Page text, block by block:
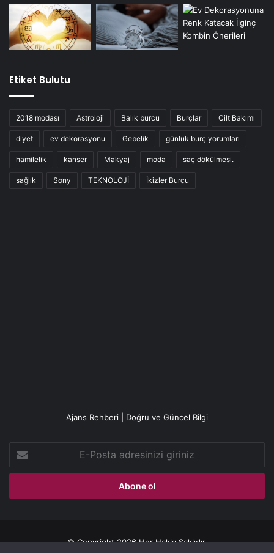
Etiket Bulutu
2018 modası Astroloji Balık burcu Burçlar Cilt Bakımı
diyet ev dekorasyonu Gebelik günlük burç yorumları
hamilelik kanser Makyaj moda saç dökülmesi.
sağlık Sony TEKNOLOJİ İkizler Burcu
Ajans Rehberi | Doğru ve Güncel Bilgi
Posta
adresinizi
© Copyright 2026 Her Hakkı Saklıdır.